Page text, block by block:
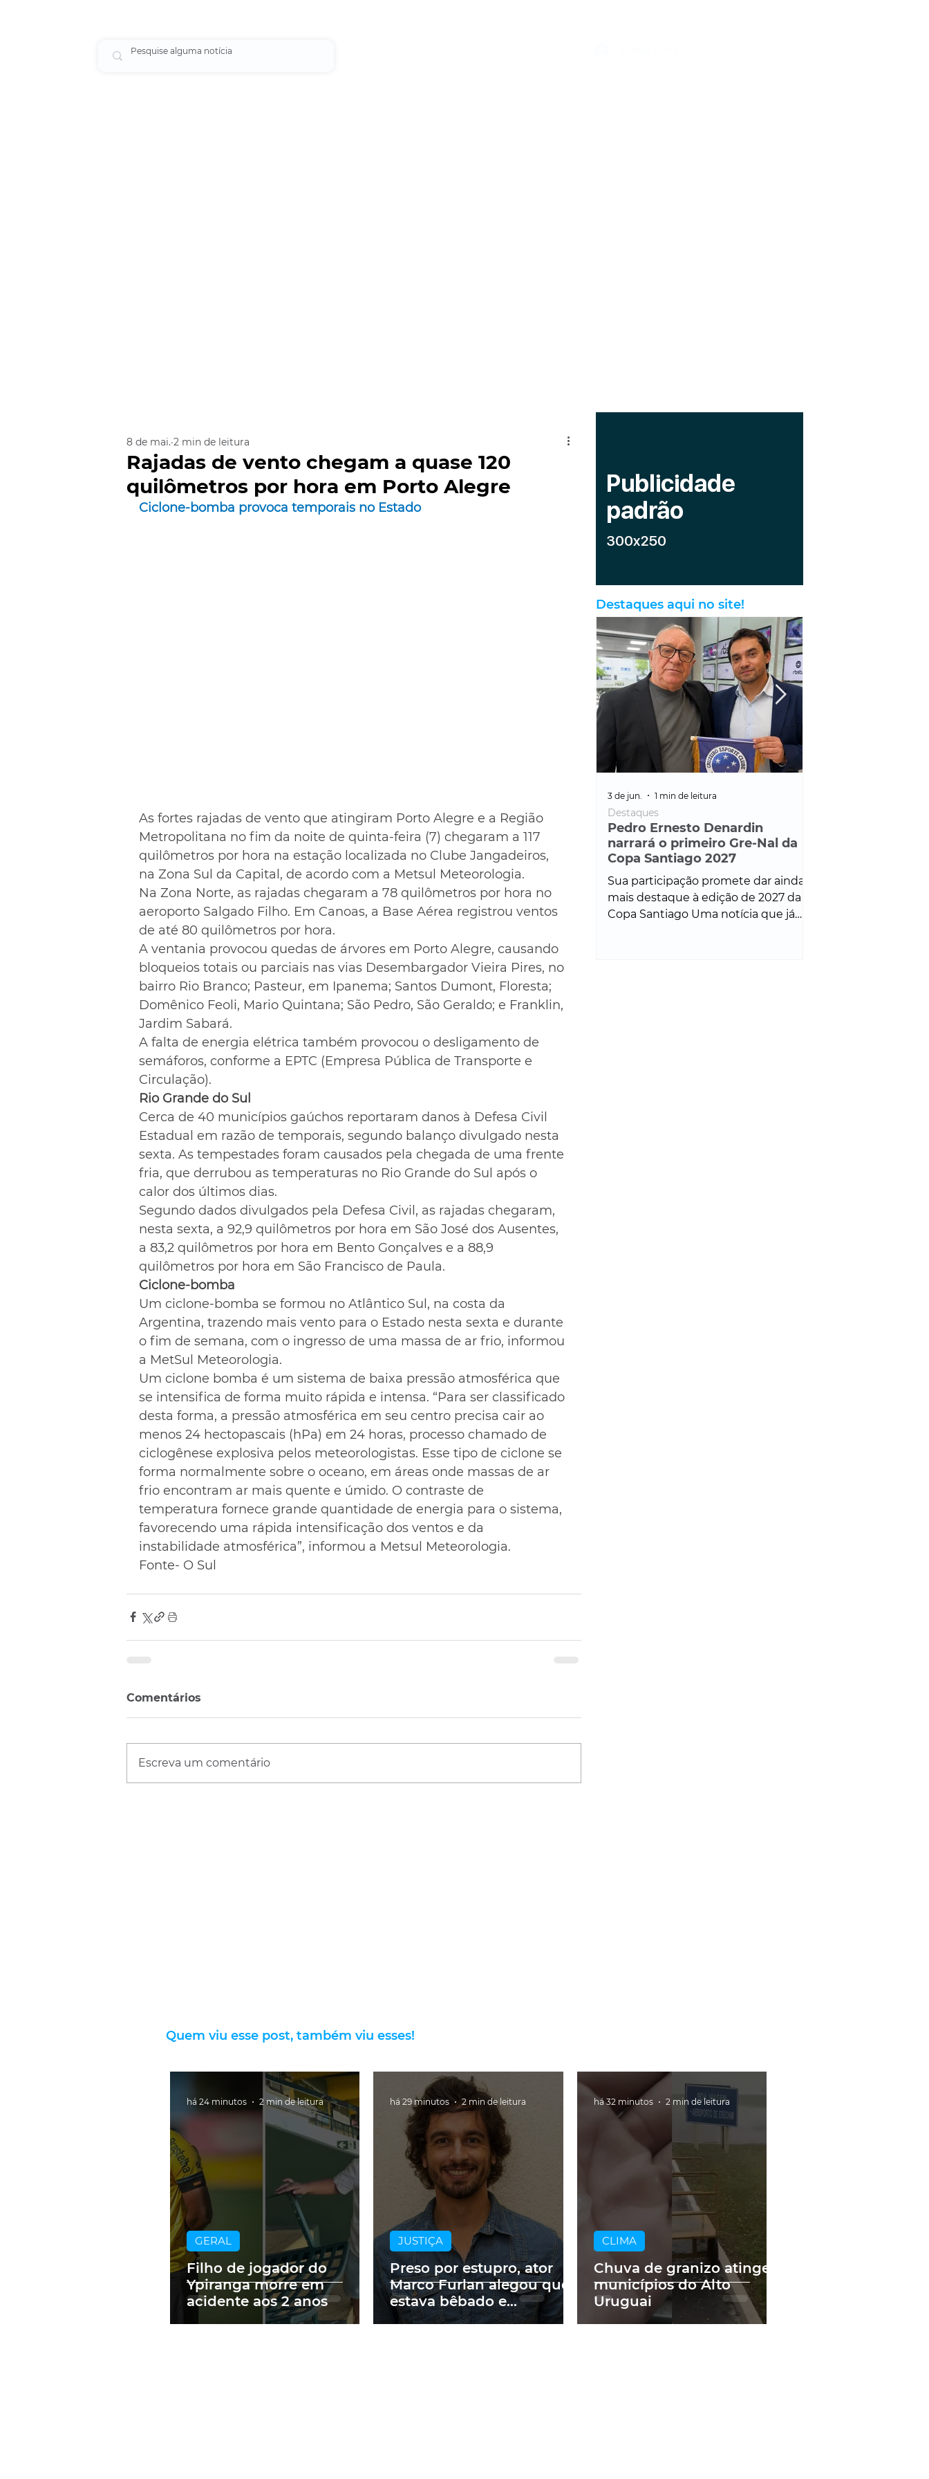
Rajadas de vento chegam a quase 120
quilômetros por hora em Porto Alegre
8 de mai. 2 min de leitura
Ciclone-bomba provoca temporais no Estado
As fortes rajadas de vento que atingiram Porto Alegre e a Região
Metropolitana no fim da noite de quinta-feira (7) chegaram a 117
quilômetros por hora na estação localizada no Clube Jangadeiros,
na Zona Sul da Capital, de acordo com a Metsul Meteorologia.
Na Zona Norte, as rajadas chegaram a 78 quilômetros por hora no
aeroporto Salgado Filho. Em Canoas, a Base Aérea registrou ventos
de até 80 quilômetros por hora.
A ventania provocou quedas de árvores em Porto Alegre, causando
bloqueios totais ou parciais nas vias Desembargador Vieira Pires, no
bairro Rio Branco; Pasteur, em Ipanema; Santos Dumont, Floresta;
Domênico Feoli, Mario Quintana; São Pedro, São Geraldo; e Franklin,
Jardim Sabará.
A falta de energia elétrica também provocou o desligamento de
semáforos, conforme a EPTC (Empresa Pública de Transporte e
Circulação).
Rio Grande do Sul
Cerca de 40 municípios gaúchos reportaram danos à Defesa Civil
Estadual em razão de temporais, segundo balanço divulgado nesta
sexta. As tempestades foram causados pela chegada de uma frente
fria, que derrubou as temperaturas no Rio Grande do Sul após o
calor dos últimos dias.
Segundo dados divulgados pela Defesa Civil, as rajadas chegaram,
nesta sexta, a 92,9 quilômetros por hora em São José dos Ausentes,
a 83,2 quilômetros por hora em Bento Gonçalves e a 88,9
quilômetros por hora em São Francisco de Paula.
Ciclone-bomba
Um ciclone-bomba se formou no Atlântico Sul, na costa da
Argentina, trazendo mais vento para o Estado nesta sexta e durante
o fim de semana, com o ingresso de uma massa de ar frio, informou
a MetSul Meteorologia.
Um ciclone bomba é um sistema de baixa pressão atmosférica que
se intensifica de forma muito rápida e intensa. “Para ser classificado
desta forma, a pressão atmosférica em seu centro precisa cair ao
menos 24 hectopascais (hPa) em 24 horas, processo chamado de
ciclogênese explosiva pelos meteorologistas. Esse tipo de ciclone se
forma normalmente sobre o oceano, em áreas onde massas de ar
frio encontram ar mais quente e úmido. O contraste de
temperatura fornece grande quantidade de energia para o sistema,
favorecendo uma rápida intensificação dos ventos e da
instabilidade atmosférica”, informou a Metsul Meteorologia.
Fonte- O Sul
Comentários
Escreva um comentário
Destaques aqui no site!
Pedro Ernesto Denardin
narrará o primeiro Gre-Nal da
Copa Santiago 2027
Sua participação promete dar ainda
mais destaque à edição de 2027 da
Copa Santiago Uma notícia que já
Destaques
3 de jun. 1 min de leitura
Quem viu esse post, também viu esses!
Filho de jogador do
Ypiranga morre em
acidente aos 2 anos
GERAL
há 24 minutos 2 min de leitura
Preso por estupro, ator
Marco Furlan alegou que
estava bêbado e
confundiu criança autista
JUSTIÇA
há 29 minutos 2 min de leitura
Chuva de granizo atinge
municípios do Alto
Uruguai
CLIMA
há 32 minutos 2 min de leitura